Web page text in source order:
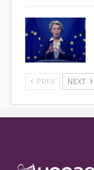
PREV NEXT